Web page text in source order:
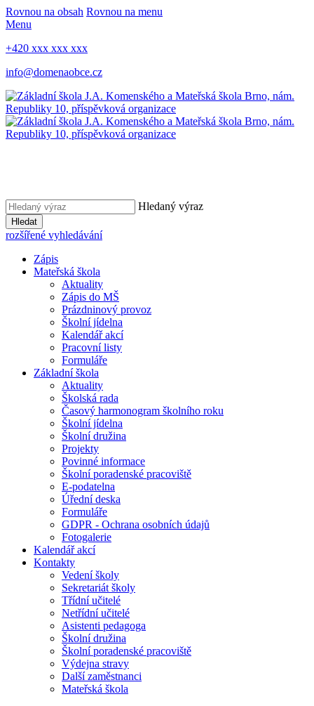
Rovnou na obsah Rovnou na menu
Menu
+420 xxx xxx xxx
info@domenaobce.cz
Hledaný výraz
Hledat
rozšířené vyhledávání
Zápis
Mateřská škola
Aktuality
Zápis do MŠ
Prázdninový provoz
Školní jídelna
Kalendář akcí
Pracovní listy
Formuláře
Základní škola
Aktuality
Školská rada
Časový harmonogram školního roku
Školní jídelna
Školní družina
Projekty
Povinné informace
Školní poradenské pracoviště
E-podatelna
Úřední deska
Formuláře
GDPR - Ochrana osobních údajů
Fotogalerie
Kalendář akcí
Kontakty
Vedení školy
Sekretariát školy
Třídní učitelé
Netřídní učitelé
Asistenti pedagoga
Školní družina
Školní poradenské pracoviště
Výdejna stravy
Další zaměstnanci
Mateřská škola